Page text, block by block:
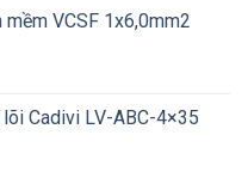
VCSF 1x6,0mm2
Cadivi LV-ABC-4×35